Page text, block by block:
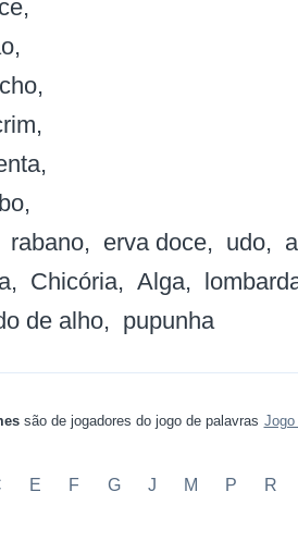
rabano erva doce udo
Chicória Alga
de alho
pupunha
são de jogadores do jogo de palavras Jogo
E F G J M P R